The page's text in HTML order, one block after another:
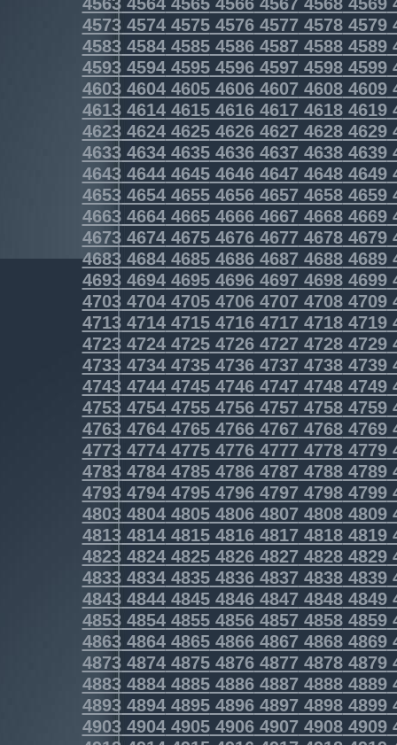
4573457445754576457745784579
4583458445854586458745884589
4593459445954596459745984599
4603460446054606460746084609
4613461446154616461746184619
4623462446254626462746284629
4633463446354636463746384639
4643464446454646464746484649
4653465446554656465746584659
4663466446654666466746684669
4673467446754676467746784679
4683468446854686468746884689
4693469446954696469746984699
4703470447054706470747084709
4713471447154716471747184719
4723472447254726472747284729
4733473447354736473747384739
4743474447454746474747484749
4753475447554756475747584759
4763476447654766476747684769
4773477447754776477747784779
4783478447854786478747884789
4793479447954796479747984799
4803480448054806480748084809
4813481448154816481748184819
4823482448254826482748284829
4833483448354836483748384839
4843484448454846484748484849
4853485448554856485748584859
4863486448654866486748684869
4873487448754876487748784879
4883488448854886488748884889
4893489448954896489748984899
4903490449054906490749084909